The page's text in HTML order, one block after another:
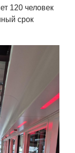
120 человек
срок